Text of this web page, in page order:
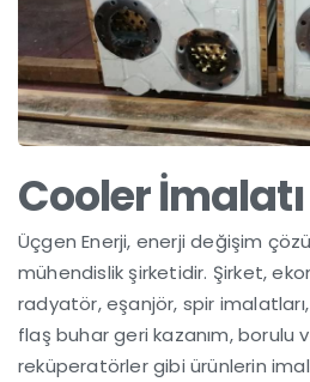
Cooler İmalatı
Üçgen Enerji, enerji değişim
mühendislik şirketidir. Şirket,
radyatör, eşanjör, spir
flaş buhar geri kazanım, borulu
reküperatörler gibi ürünlerin